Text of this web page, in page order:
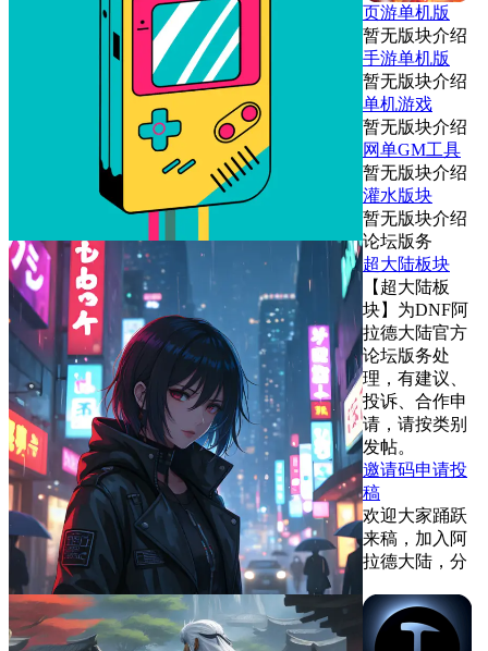
页游单机版
暂无版块介绍
手游单机版
暂无版块介绍
单机游戏
暂无版块介绍
网单GM工具
暂无版块介绍
灌水版块
暂无版块介绍
论坛版务
超大陆板块
【超大陆板
块】为DNF阿
拉德大陆官方
论坛版务处
理，有建议、
投诉、合作申
请，请按类别
发帖。
邀请码申请投
稿
欢迎大家踊跃
来稿，加入阿
拉德大陆，分